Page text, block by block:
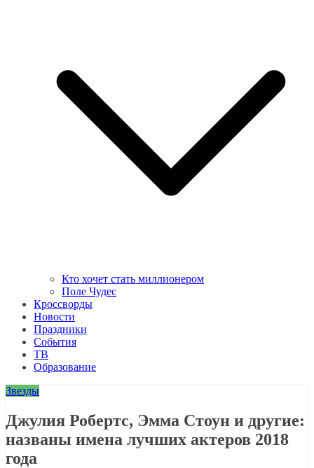
Кто хочет стать миллионером
Поле Чудес
Кроссворды
Новости
Праздники
События
ТВ
Образование
Звезды
Джулия Робертс, Эмма Стоун и другие:
названы имена лучших актеров 2018
года